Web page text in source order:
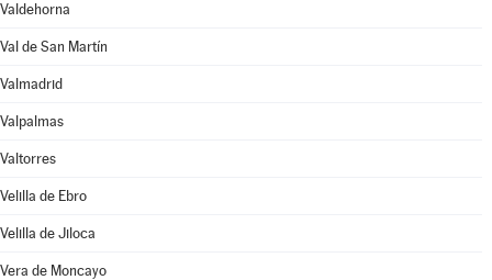
Valdehorna
Val de San Martín
Valmadrid
Valpalmas
Valtorres
Velilla de Ebro
Velilla de Jiloca
Vera de Moncayo